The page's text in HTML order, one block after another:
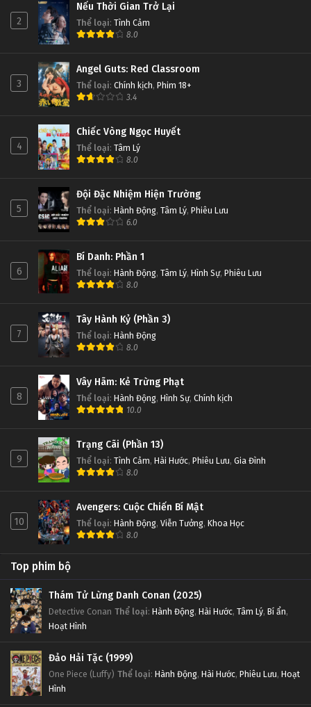
2
Nếu Thời Gian Trở Lại
Thể loại: Tình Cảm
8.0
3
Angel Guts: Red Classroom
Thể loại: Chính kịch, Phim 18+
3.4
4
Chiếc Vòng Ngọc Huyết
Thể loại: Tâm Lý
8.0
5
Đội Đặc Nhiệm Hiện Trường
Thể loại: Hành Động, Tâm Lý, Phiêu Lưu
6.0
6
Bí Danh: Phần 1
Thể loại: Hành Động, Tâm Lý, Hình Sự, Phiêu Lưu
8.0
7
Tây Hành Kỷ (Phần 3)
Thể loại: Hành Động
8.0
8
Vây Hãm: Kẻ Trừng Phạt
Thể loại: Hành Động, Hình Sự, Chính kịch
10.0
9
Trạng Cãi (Phần 13)
Thể loại: Tình Cảm, Hài Hước, Phiêu Lưu, Gia Đình
8.0
10
Avengers: Cuộc Chiến Bí Mật
Thể loại: Hành Động, Viễn Tưởng, Khoa Học
8.0
Top phim bộ
Thám Tử Lừng Danh Conan (2025)
Detective Conan Thể loại: Hành Động, Hài Hước, Tâm Lý, Bí ẩn,
Hoạt Hình
Đảo Hải Tặc (1999)
One Piece (Luffy) Thể loại: Hành Động, Hài Hước, Phiêu Lưu, Hoạt
Hình